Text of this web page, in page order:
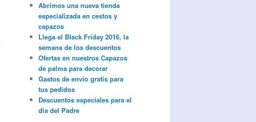
Abrimos una nueva tienda
especializada en cestos y
capazos
Llega el Black Friday 2016, la
semana de los descuentos
Ofertas en nuestros Capazos
de palma para decorar
Gastos de envío gratis para
tus pedidos
Descuentos especiales para el
día del Padre